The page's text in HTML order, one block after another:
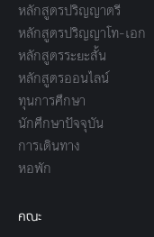
หลักสูตรปริญญาตรี
หลักสูตรปริญญาโท-เอก
หลักสูตรระยะสั้น
หลักสูตรออนไลน์
ทุนการศึกษา
นักศึกษาปัจจุบัน
การเดินทาง
หอพัก
คณะ